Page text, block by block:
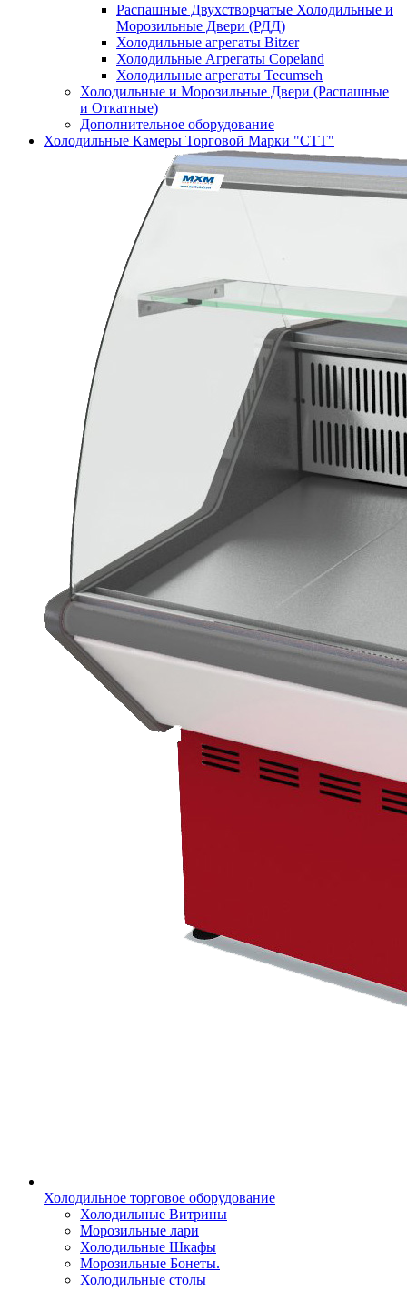
Распашные Двухстворчатые Холодильные и
Морозильные Двери (РДД)
Холодильные агрегаты Bitzer
Холодильные Агрегаты Copeland
Холодильные агрегаты Tecumseh
Холодильные и Морозильные Двери (Распашные
и Откатные)
Дополнительное оборудование
Холодильные Камеры Торговой Марки "СТТ"
Холодильное торговое оборудование
Холодильные Витрины
Морозильные лари
Холодильные Шкафы
Морозильные Бонеты.
Холодильные столы